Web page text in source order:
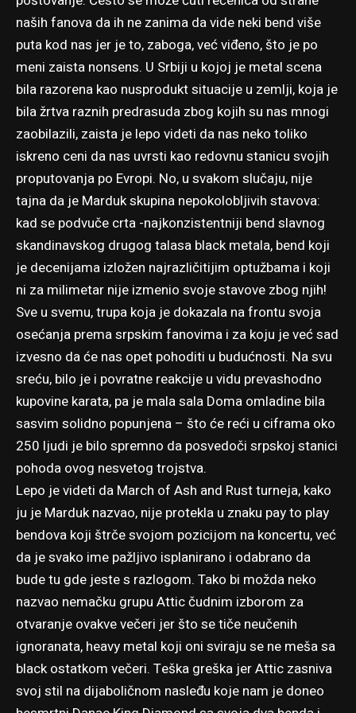
naših fanova da ih ne zanima da vide neki bend više
puta kod nas jer je to, zaboga, već viđeno, što je po
meni zaista nonsens. U Srbiji u kojoj je metal scena
bila razorena kao nusprodukt situacije u zemlji, koja je
bila žrtva raznih predrasuda zbog kojih su nas mnogi
zaobilazili, zaista je lepo videti da nas neko toliko
iskreno ceni da nas uvrsti kao redovnu stanicu svojih
proputovanja po Evropi. No, u svakom slučaju, nije
tajna da je Marduk skupina nepokolobljivih stavova:
kad se podvuče crta -najkonzistentniji bend slavnog
skandinavskog drugog talasa black metala, bend koji
je decenijama izložen najrazličitijim optužbama i koji
ni za milimetar nije izmenio svoje stavove zbog njih!
Sve u svemu, trupa koja je dokazala na frontu svoja
osećanja prema srpskim fanovima i za koju je već sad
izvesno da će nas opet pohoditi u budućnosti. Na svu
sreću, bilo je i povratne reakcije u vidu prevashodno
kupovine karata, pa je mala sala Doma omladine bila
sasvim solidno popunjena – što će reći u ciframa oko
250 ljudi je bilo spremno da posvedoči srpskoj stanici
pohoda ovog nesvetog trojstva.
Lepo je videti da March of Ash and Rust turneja, kako
ju je Marduk nazvao, nije protekla u znaku pay to play
bendova koji štrče svojom pozicijom na koncertu, već
da je svako ime pažljivo isplanirano i odabrano da
bude tu gde jeste s razlogom. Tako bi možda neko
nazvao nemačku grupu Attic čudnim izborom za
otvaranje ovakve večeri jer što se tiče neučenih
ignoranata, heavy metal koji oni sviraju se ne meša sa
black ostatkom večeri. Teška greška jer Attic zasniva
svoj stil na dijaboličnom nasleđu koje nam je doneo